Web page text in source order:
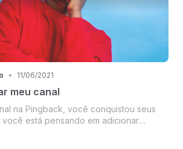
• 11/06/2021
meu canal
na Pingback, você conquistou seus
está pensando em adicionar